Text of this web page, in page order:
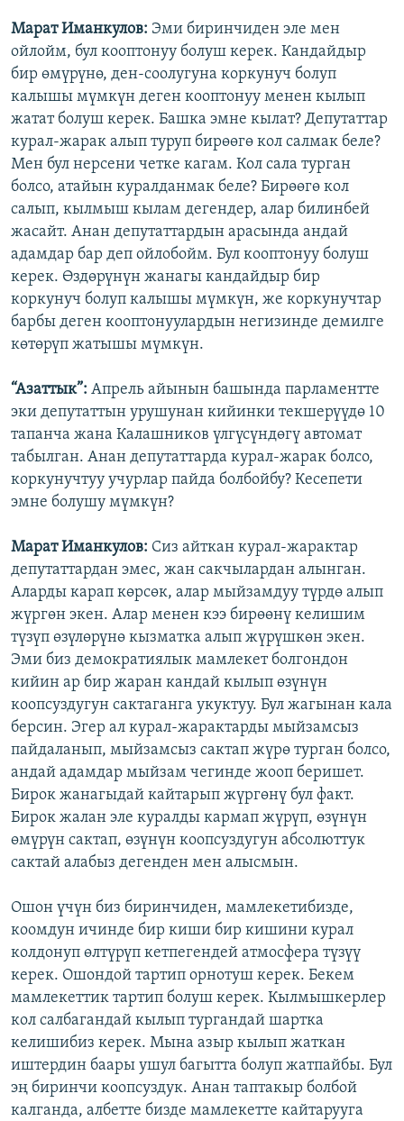
Марат Иманкулов: Эми биринчиден эле мен
ойлойм, бул кооптонуу болуш керек. Кандайдыр
бир өмүрүнө, ден-соолугуна коркунуч болуп
калышы мүмкүн деген кооптонуу менен кылып
жатат болуш керек. Башка эмне кылат? Депутаттар
курал-жарак алып туруп бирөөгө кол салмак беле?
Мен бул нерсени четке кагам. Кол сала турган
болсо, атайын куралданмак беле? Бирөөгө кол
салып, кылмыш кылам дегендер, алар билинбей
жасайт. Анан депутаттардын арасында андай
адамдар бар деп ойлобойм. Бул кооптонуу болуш
керек. Өздөрүнүн жанагы кандайдыр бир
коркунуч болуп калышы мүмкүн, же коркунучтар
барбы деген кооптонуулардын негизинде демилге
көтөрүп жатышы мүмкүн.
“Азаттык”: Апрель айынын башында парламентте
эки депутаттын урушунан кийинки текшерүүдө 10
тапанча жана Калашников үлгүсүндөгү автомат
табылган. Анан депутаттарда курал-жарак болсо,
коркунучтуу учурлар пайда болбойбу? Кесепети
эмне болушу мүмкүн?
Марат Иманкулов: Сиз айткан курал-жарактар
депутаттардан эмес, жан сакчылардан алынган.
Аларды карап көрсөк, алар мыйзамдуу түрдө алып
жүргөн экен. Алар менен кээ бирөөнү келишим
түзүп өзүлөрүнө кызматка алып жүрүшкөн экен.
Эми биз демократиялык мамлекет болгондон
кийин ар бир жаран кандай кылып өзүнүн
коопсуздугун сактаганга укуктуу. Бул жагынан кала
берсин. Эгер ал курал-жарактарды мыйзамсыз
пайдаланып, мыйзамсыз сактап жүрө турган болсо,
андай адамдар мыйзам чегинде жооп беришет.
Бирок жанагыдай кайтарып жүргөнү бул факт.
Бирок жалан эле куралды кармап жүрүп, өзүнүн
өмүрүн сактап, өзүнүн коопсуздугун абсолюттук
сактай алабыз дегенден мен алысмын.
Ошон үчүн биз биринчиден, мамлекетибизде,
коомдун ичинде бир киши бир кишини курал
колдонуп өлтүрүп кетпегендей атмосфера түзүү
керек. Ошондой тартип орнотуш керек. Бекем
мамлекеттик тартип болуш керек. Кылмышкерлер
кол салбагандай кылып тургандай шартка
келишибиз керек. Мына азыр кылып жаткан
иштердин баары ушул багытта болуп жатпайбы. Бул
эң биринчи коопсуздук. Анан таптакыр болбой
калганда, албетте бизде мамлекетте кайтарууга